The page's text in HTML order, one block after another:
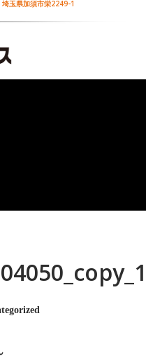
埼玉県加須市栄2249-1